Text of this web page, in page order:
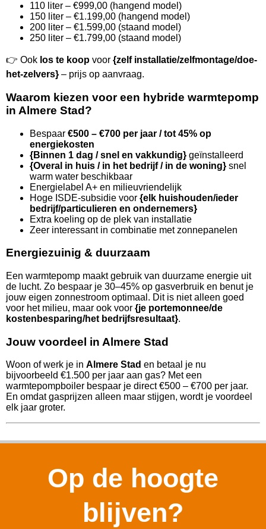
110 liter – €999,00 (hangend model)
150 liter – €1.199,00 (hangend model)
200 liter – €1.599,00 (staand model)
250 liter – €1.799,00 (staand model)
👉 Ook los te koop voor {zelf installatie/zelfmontage/doe-
het-zelvers} – prijs op aanvraag.
Waarom kiezen voor een hybride warmtepomp
in Almere Stad?
Bespaar €500 – €700 per jaar / tot 45% op
energiekosten
{Binnen 1 dag / snel en vakkundig} geïnstalleerd
{Overal in huis / in het bedrijf / in de woning} snel
warm water beschikbaar
Energielabel A+ en milieuvriendelijk
Hoge ISDE-subsidie voor {elk huishouden/ieder
bedrijf/particulieren en ondernemers}
Extra koeling op de plek van installatie
Zeer interessant in combinatie met zonnepanelen
Energiezuinig & duurzaam
Een warmtepomp maakt gebruik van duurzame energie uit
de lucht. Zo bespaar je 30–45% op gasverbruik en benut je
jouw eigen zonnestroom optimaal. Dit is niet alleen goed
voor het milieu, maar ook voor {je portemonnee/de
kostenbesparing/het bedrijfsresultaat}.
Jouw voordeel in Almere Stad
Woon of werk je in Almere Stad en betaal je nu
bijvoorbeeld €1.500 per jaar aan gas? Met een
warmtepompboiler bespaar je direct €500 – €700 per jaar.
En omdat gasprijzen alleen maar stijgen, wordt je voordeel
elk jaar groter.
Op de hoogte
blijven?